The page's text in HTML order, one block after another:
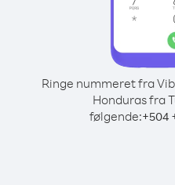
Ringe nummeret fra
Honduras fra
følgende:+504